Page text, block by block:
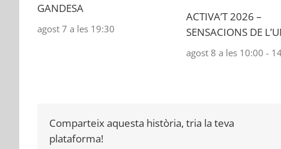
GANDESA
agost 7 a les 19:30
ACTIVA’T 2026 –
SENSACIONS DE
agost 8 a les 10:00 -
Comparteix aquesta història, tria la teva
plataforma!